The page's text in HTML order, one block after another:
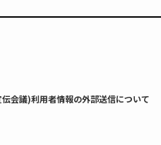
会議)利用者情報の外部送信について